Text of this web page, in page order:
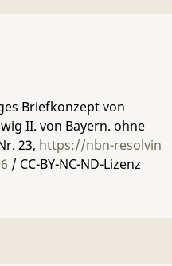
Briefkonzept von
II. von Bayern. ohne
23, https://nbn-resolvin
/ CC-BY-NC-ND-Lizenz